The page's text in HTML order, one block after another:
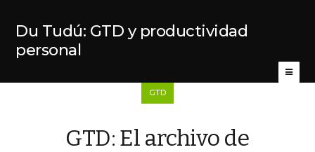
Du Tudú: GTD y productividad
personal
GTD
GTD: El archivo de